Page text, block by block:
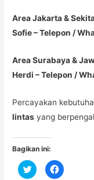
Area Jakarta &
Sofie – Telepon /
Area Surabaya &
Herdi – Telepon /
Percayakan
lintas yang
Bagikan ini:
C
l
C
l